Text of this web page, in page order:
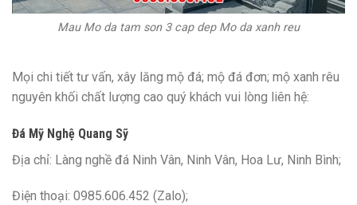
Mau Mo da tam son 3 cap dep Mo da xanh reu
Mọi chi tiết tư vấn, xây lăng mộ đá; mộ đá đơn; mộ xanh rêu
nguyên khối chất lượng cao quý khách vui lòng liên hệ:
Đá Mỹ Nghệ Quang Sỹ
Địa chỉ: Làng nghề đá Ninh Vân, Ninh Vân, Hoa Lư, Ninh Bình;
Điện thoại: 0985.606.452 (Zalo);